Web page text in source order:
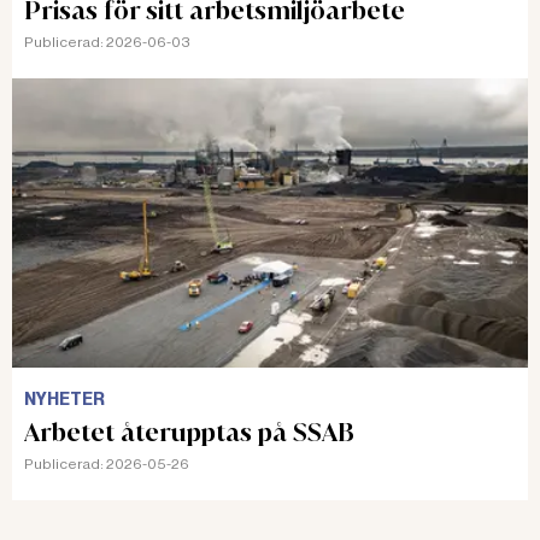
NYHETER
Arbetsskadeförsäkringen
utreds på nytt
ARBETSSKADA För tredje gången
på tio år utreds nu
arbetsskadeförsäkringen.
Juridikprofessor Ruth Mannelqvist
har höga förväntningar men ser
flera problem som direktiven inte
nämner.
Läs även:
NYHETER
Läkarintyg vid arbetsskada
KRITIK Arbets- och miljömedicinska
specialister är kritiska mot hur
Prisas för sitt arbetsmiljöarbete
Publicerad: 2026-06-03
NYHETER
Arbetet återupptas på SSAB
Publicerad: 2026-05-26